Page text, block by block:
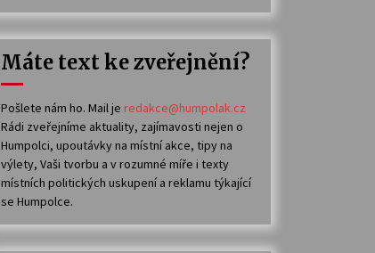
Máte text ke zveřejnění?
Pošlete nám ho. Mail je redakce@humpolak.cz
Rádi zveřejníme aktuality, zajímavosti nejen o
Humpolci, upoutávky na místní akce, tipy na
výlety, Vaši tvorbu a v rozumné míře i texty
místních politických uskupení a reklamu týkající
se Humpolce.